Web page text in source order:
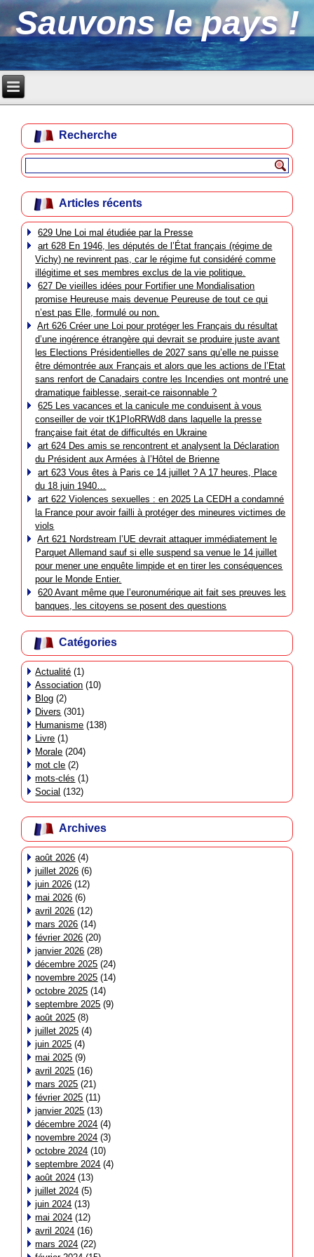
Sauvons le pays !
Recherche
Articles récents
629 Une Loi mal étudiée par la Presse
art 628 En 1946, les députés de l’État français (régime de
Vichy) ne revinrent pas, car le régime fut considéré comme
illégitime et ses membres exclus de la vie politique.
627 De vieilles idées pour Fortifier une Mondialisation
promise Heureuse mais devenue Peureuse de tout ce qui
n’est pas Elle, formulé ou non.
Art 626 Créer une Loi pour protéger les Français du résultat
d’une ingérence étrangère qui devrait se produire juste avant
les Elections Présidentielles de 2027 sans qu’elle ne puisse
être démontrée aux Français et alors que les actions de l’Etat
sans renfort de Canadairs contre les Incendies ont montré une
dramatique faiblesse, serait-ce raisonnable ?
625 Les vacances et la canicule me conduisent à vous
conseiller de voir tK1PIoRRWd8 dans laquelle la presse
française fait état de difficultés en Ukraine
art 624 Des amis se rencontrent et analysent la Déclaration
du Président aux Armées à l’Hôtel de Brienne
art 623 Vous êtes à Paris ce 14 juillet ? A 17 heures, Place
du 18 juin 1940…
art 622 Violences sexuelles : en 2025 La CEDH a condamné
la France pour avoir failli à protéger des mineures victimes de
viols
Art 621 Nordstream l’UE devrait attaquer immédiatement le
Parquet Allemand sauf si elle suspend sa venue le 14 juillet
pour mener une enquête limpide et en tirer les conséquences
pour le Monde Entier.
620 Avant même que l’euronumérique ait fait ses preuves les
banques, les citoyens se posent des questions
Catégories
Actualité (1)
Association (10)
Blog (2)
Divers (301)
Humanisme (138)
Livre (1)
Morale (204)
mot cle (2)
mots-clés (1)
Social (132)
Archives
août 2026 (4)
juillet 2026 (6)
juin 2026 (12)
mai 2026 (6)
avril 2026 (12)
mars 2026 (14)
février 2026 (20)
janvier 2026 (28)
décembre 2025 (24)
novembre 2025 (14)
octobre 2025 (14)
septembre 2025 (9)
août 2025 (8)
juillet 2025 (4)
juin 2025 (4)
mai 2025 (9)
avril 2025 (16)
mars 2025 (21)
février 2025 (11)
janvier 2025 (13)
décembre 2024 (4)
novembre 2024 (3)
octobre 2024 (10)
septembre 2024 (4)
août 2024 (13)
juillet 2024 (5)
juin 2024 (13)
mai 2024 (12)
avril 2024 (16)
mars 2024 (22)